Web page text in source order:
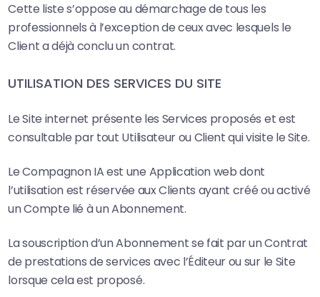
Cette liste s’oppose au démarchage de tous les
professionnels à l’exception de ceux avec lesquels le
Client a déjà conclu un contrat.
UTILISATION DES SERVICES DU SITE
Le Site internet présente les Services proposés et est
consultable par tout Utilisateur ou Client qui visite le Site.
Le Compagnon IA est une Application web dont
l’utilisation est réservée aux Clients ayant créé ou activé
un Compte lié à un Abonnement.
La souscription d’un Abonnement se fait par un Contrat
de prestations de services avec l’Éditeur ou sur le Site
lorsque cela est proposé.